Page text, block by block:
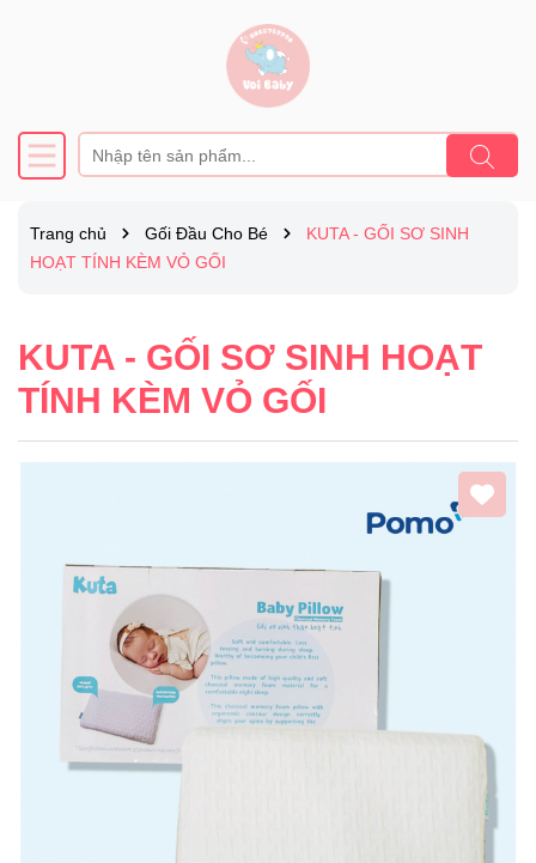
Trang chủ Gối Đầu Cho Bé
KUTA - GỐI SƠ SINH
HOẠT TÍNH KÈM VỎ GỐI
KUTA - GỐI SƠ SINH HOẠT
TÍNH KÈM VỎ GỐI